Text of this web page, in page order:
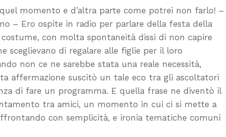
momento e d’altra parte come potrei non farlo! –
– Ero ospite in radio per parlare della festa della
costume, con molta spontaneità dissi di non capire
sceglievano di regalare alle figlie per il loro
non ce ne sarebbe stata una reale necessità,
affermazione suscitò un tale eco tra gli ascoltatori
di fare un programma. E quella frase ne diventò il
tra amici, un momento in cui ci si mette a
con semplicità, e ironia tematiche comuni